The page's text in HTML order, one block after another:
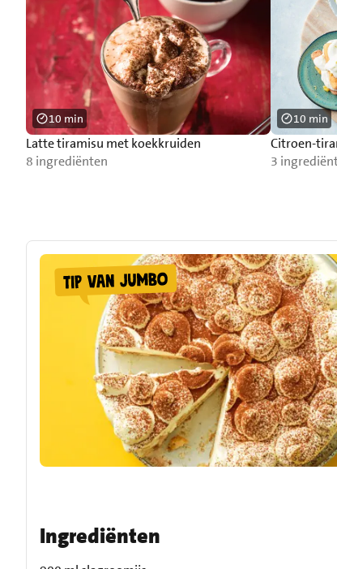
Latte tiramisu met koekkruiden
8 ingrediënten
10 min
Citroen-
3
10 min
Ingrediënten